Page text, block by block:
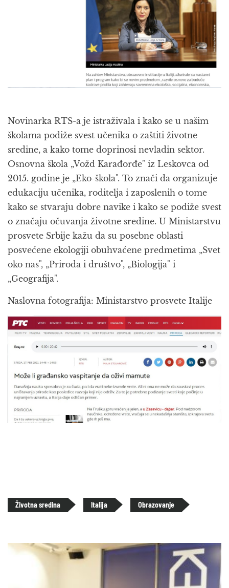
Novinarka RTS-a je istraživala i kako se u našim
školama podiže svest učenika o zaštiti životne
sredine, a kako tome doprinosi nevladin sektor.
Osnovna škola „Vožd Karađorđe" iz Leskovca od
2015. godine je „Eko-škola". To znači da organizuje
edukaciju učenika, roditelja i zaposlenih o tome
kako se stvaraju dobre navike i kako se podiže svest
o značaju očuvanja životne sredine. U Ministarstvu
prosvete Srbije kažu da su posebne oblasti
posvećene ekologiji obuhvaćene predmetima „Svet
oko nas", „Priroda i društvo", „Biologija" i
„Geografija".
Naslovna fotografija: Ministarstvo prosvete Italije
Životna sredina Italija Obrazovanje